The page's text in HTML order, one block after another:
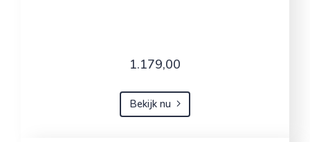
1.179,00
Bekijk nu